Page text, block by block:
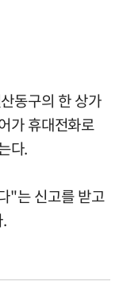
동구의 한 상가
가 휴대전화로
다.
"는 신고를 받고